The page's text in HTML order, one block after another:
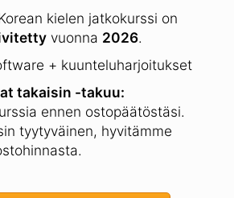
kielen jatkokurssi on
vuonna 2026.
+ kuunteluharjoitukset
takaisin -takuu:
ennen ostopäätöstäsi.
tyytyväinen, hyvitämme